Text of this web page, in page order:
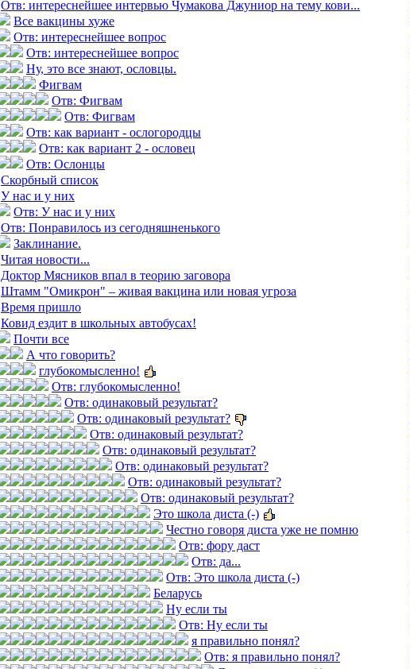
Отв: интереснейшее интервью Чумакова Джуниор на тему кови...
Все вакцины хуже
Отв: интереснейшее вопрос
Отв: интереснейшее вопрос
Ну, это все знают, ословцы.
Фигвам
Отв: Фигвам
Отв: Фигвам
Отв: как вариант - ослогородцы
Отв: как вариант 2 - ословец
Отв: Ослонцы
Скорбный список
У нас и у них
Отв: У нас и у них
Отв: Понравилось из сегодняшненького
Заклинание.
Читая новости...
Доктор Мясников впал в теорию заговора
Штамм "Омикрон" – живая вакцина или новая угроза
Время пришло
Ковид ездит в школьных автобусах!
Почти все
А что говорить?
глубокомысленно!
Отв: глубокомысленно!
Отв: одинаковый результат?
Отв: одинаковый результат?
Отв: одинаковый результат?
Отв: одинаковый результат?
Отв: одинаковый результат?
Отв: одинаковый результат?
Отв: одинаковый результат?
Это школа диста (-)
Честно говоря диста уже не помню
Отв: фору даст
Отв: да...
Отв: Это школа диста (-)
Беларусь
Ну если ты
Отв: Ну если ты
я правильно понял?
Отв: я правильно понял?